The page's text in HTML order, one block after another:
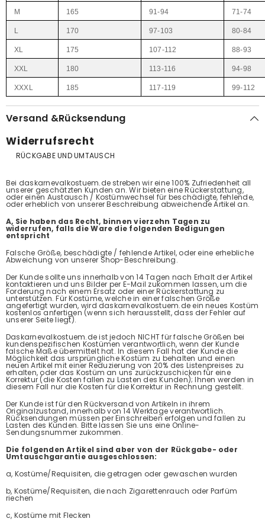
M 165 91-94 71-74
L 170 97-103 80-84
XL 175 107-112 88-93
XXL 180 113-116 94-98
XXXL 185 117-119 99-112
Versand &Rücksendung
Widerrufsrecht
RÜCKGABE UND UMTAUSCH
Bei daskarnevalkostuem.de streben wir eine 100% Zufriedenheit all
unserer geschätzten Kunden an. Wir bieten eine Rückerstattung,
oder einen Austausch / Kostümwechsel für beschädigte, fehlende,
oder erheblich von unserer Beschreibung abweichende Artikel an.
A, Sie haben das Recht, binnen vierzehn Tagen zu
widerrufen, falls die Ware die folgenden Bedigungen
entspricht
Falsche Größe, beschädigte / fehlende Artikel, oder eine erhebliche
Abweichung von unserer Shop-Beschreibung.
Der Kunde sollte uns innerhalb von 14 Tagen nach Erhalt der Artikel
kontaktieren und uns Bilder per E-Mail zukommen lassen, um die
Forderung nach einem Ersatz oder einer Rückerstattung zu
unterstützen. Für Kostüme, welche in einer falschen Größe
angefertigt wurden, wird daskarnevalkostuem.de ein neues Kostüm
kostenlos anfertigen (wenn sich herausstellt, dass der Fehler auf
unserer Seite liegt).
Daskarnevalkostuem.de ist jedoch NICHT für falsche Größen bei
kundenspezifischen Kostümen verantwortlich, wenn der Kunde
falsche Maße übermittelt hat. In diesem Fall hat der Kunde die
Möglichkeit das ursprüngliche Kostüm zu behalten und einen
neuen Artikel mit einer Reduzierung von 20% des Listenpreises zu
erhalten, oder das Kostüm an uns zurückzuschicken für eine
Korrektur (die Kosten fallen zu Lasten des Kunden); Ihnen werden in
diesem Fall nur die Kosten für die Korrektur in Rechnung gestellt.
Der Kunde ist für den Rückversand von Artikeln in ihrem
Originalzustand, innerhalb von 14 Werktage verantwortlich.
Rücksendungen müssen per Einschreiben erfolgen und fallen zu
Lasten des Kunden. Bitte lassen Sie uns eine Online-
Sendungsnummer zukommen.
Die folgenden Artikel sind aber von der Rückgabe- oder
Umtauschgarantie ausgeschlossen:
a, Kostüme/Requisiten, die getragen oder gewaschen wurden
b, Kostüme/Requisiten, die nach Zigarettenrauch oder Parfüm
riechen
c, Kostüme mit Flecken